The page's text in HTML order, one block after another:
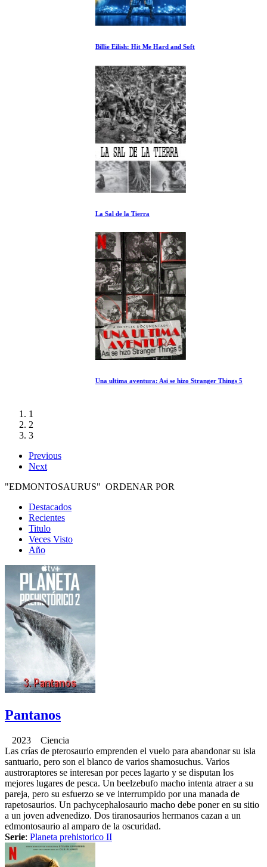
Billie Eilish: Hit Me Hard and Soft
Una ultima aventura: Asi se hizo Stranger Things 5
1
2
3
Previous
Next
"EDMONTOSAURUS" ORDENAR POR
Destacados
Recientes
Titulo
Veces Visto
Año
Pantanos
2023 Ciencia
Las crías de pterosaurio emprenden el vuelo para abandonar su isla
santuario, pero son el blanco de varios shamosuchus. Varios
austroraptores se interesan por peces lagarto y se disputan los
mejores lugares de pesca. Un beelzebufo macho intenta atraer a su
pareja, pero su esfuerzo se ve interrumpido por una manada de
rapetosaurios. Un pachycephalosaurio macho debe poner en su sitio
a un joven advenedizo. Dos tiranosaurios hermanos cazan a un
edmontosaurio al amparo de la oscuridad.
Serie: Planeta prehistorico II